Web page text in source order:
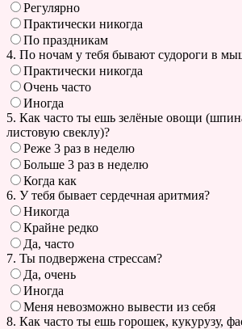
Регулярно
Практически никогда
По праздникам
4. По ночам у тебя бывают судороги в
Практически никогда
Очень часто
Иногда
5. Как часто ты ешь зелёные овощи
листовую свеклу)?
Реже 3 раз в неделю
Больше 3 раз в неделю
Когда как
6. У тебя бывает сердечная аритмия?
Никогда
Крайне редко
Да, часто
7. Ты подвержена стрессам?
Да, очень
Иногда
Меня невозможно вывести из себя
8. Как часто ты ешь горошек, кукурузу,